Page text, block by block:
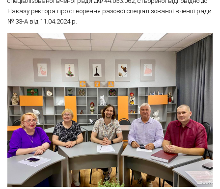
Наказу ректора про створення разової спеціалізованої вченої ради
№ 33-А від 11.04.2024 р.